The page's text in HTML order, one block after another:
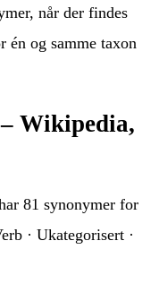
når der findes
én og samme taxon
Wikipedia,
81 synonymer for
· Ukategorisert ·